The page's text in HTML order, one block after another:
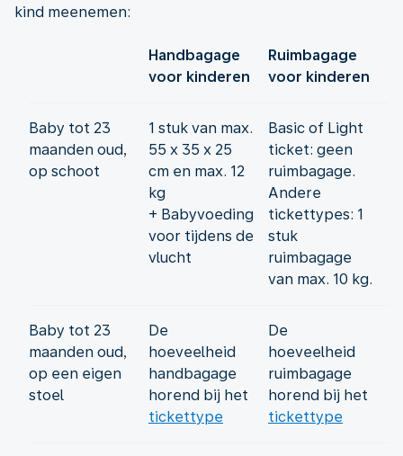
kind meenemen:
Handbagage
voor kinderen
Ruimbagage
voor kinderen
Baby tot 23
maanden oud,
op schoot
1 stuk van max.
55 x 35 x 25
cm en max. 12
kg
+ Babyvoeding
voor tijdens de
vlucht
Basic of Light
ticket: geen
ruimbagage.
Andere
tickettypes: 1
stuk
ruimbagage
van max. 10 kg.
Baby tot 23
maanden oud,
op een eigen
stoel
De
hoeveelheid
handbagage
horend bij het
tickettype
De
hoeveelheid
ruimbagage
horend bij het
tickettype